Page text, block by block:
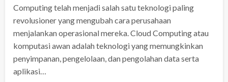
Computing telah menjadi salah satu teknologi paling
revolusioner yang mengubah cara perusahaan
menjalankan operasional mereka. Cloud Computing atau
komputasi awan adalah teknologi yang memungkinkan
penyimpanan, pengelolaan, dan pengolahan data serta
aplikasi…